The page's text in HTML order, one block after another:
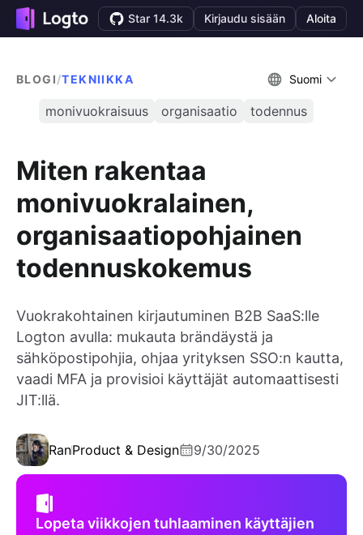
Star 14.3k Kirjaudu sisään Aloita
BLOGI/TEKNIIKKA Suomi
monivuokraisuus organisaatio todennus
Miten rakentaa
monivuokralainen,
organisaatiopohjainen
todennuskokemus
Vuokrakohtainen kirjautuminen B2B SaaS:lle
Logton avulla: mukauta brändäystä ja
sähköpostipohjia, ohjaa yrityksen SSO:n kautta,
vaadi MFA ja provisioi käyttäjät automaattisesti
JIT:llä.
RanProduct & Design 9/30/2025
Lopeta viikkojen tuhlaaminen käyttäjien